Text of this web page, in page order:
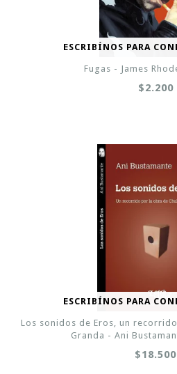
ESCRIBÍNOS PARA
Fugas - James
$2.200
ESCRIBÍNOS PARA
Los sonidos de Eros, un
Granda - Ani
$18.500